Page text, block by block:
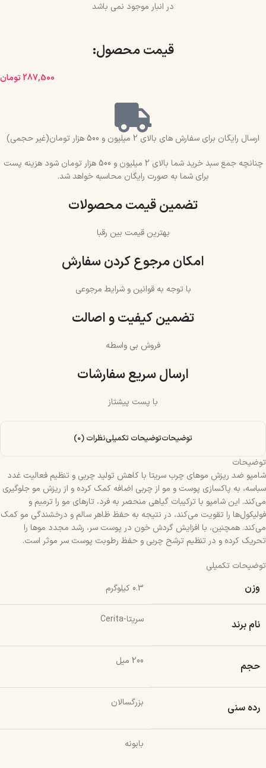
در انبار موجود نمی باشد
قیمت محصول:​
287,500تومان
ارسال رایگان برای سفارش های بالای 2 میلیون و 500 هزار تومان(غیر حجمی)
چنانچه جمع سبد خرید شما بالای 2 میلیون و 500 هزار تومان شود هزینه پست
برای شما به صورت رایگان محاسبه خواهد شد.
تضمین قیمت محصولات
بهترین قیمت بین رقبا
امکان مرجوع کردن سفارش
با توجه به قوانین و شرایط مرجوعی
تضمین کیفیت و اصالت
فروش بی واسطه
ارسال سریع سفارشات
با پست پیشتاز
توضیحاتتوضیحات تکمیلینظرات (0)
توضیحات
شامپو ضد ریزش موهای چرب سریتا با کاهش تولید چربی و تنظیم فعالیت غدد
سباسه، به پاکسازی پوست و مو از چربی اضافه کمک کرده و از ریزش مو جلوگیری
می‌کند. این شامپو با ترکیبات گیاهی منحصر به فرد، تارهای مو را ترمیم و
فولیکول‌ها را تقویت می‌کند، در نتیجه به حفظ ظاهر سالم و درخشندگی مو کمک
می‌کند. همچنین، با افزایش گردش خون در پوست سر، رشد مجدد موها را
تحریک کرده و در تنظیم ترشح چربی و حفظ رطوبت پوست سر موثر است.
توضیحات تکمیلی
وزن 0.3 کیلوگرم
نام برند سریتا-Cerita
حجم 200 میل
رده سنی بزرگسالان
بابونه